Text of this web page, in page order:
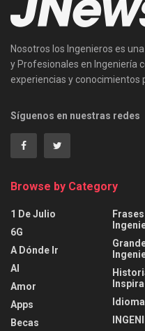
Nosotros los Ingenieros es
y Profesionales en Ingeniería
experiencias y conocimientos
Síguenos en nuestras redes
Browse by Category
1 De Julio
6G
A Dónde Ir
AI
Amor
Apps
Becas